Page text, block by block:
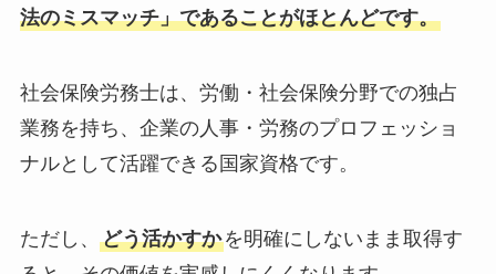
法のミスマッチ」であることがほとんどです。
社会保険労務士は、労働・社会保険分野での独占
業務を持ち、企業の人事・労務のプロフェッショ
ナルとして活躍できる国家資格です。
ただし、 どう活かすかを明確にしないまま取得す